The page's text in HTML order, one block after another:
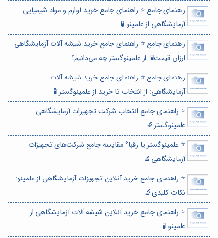
راهنمای جامع ⭐️ راهنمای جامع خرید لوازم و مواد شیمیایی
آزمایشگاهی از علمینو 🧪
راهنمای جامع ⭐️ راهنمای جامع خرید شیشه آلات آزمایشگاهی
ارزان قیمت🧪: از علمینوگستر چه می‌دانیم؟
راهنمای جامع ⭐️ راهنمای جامع خرید شیشه آلات
آزمایشگاهی: از انتخاب تا خرید از علمینوگستر 🧪
⭐️ راهنمای جامع انتخاب شرکت تجهیزات آزمایشگاهی:
علمینوگستر🔬
⭐️ علمینوگستر یا رقبا؟ مقایسه جامع شرکت‌های تجهیزات
آزمایشگاهی🔬
⭐️ راهنمای جامع خرید آنلاین تجهیزات آزمایشگاهی از علمینو:
نکات کلیدی🔬
⭐️ راهنمای جامع خرید آنلاین شیشه آلات آزمایشگاهی از
علمینو 🧪